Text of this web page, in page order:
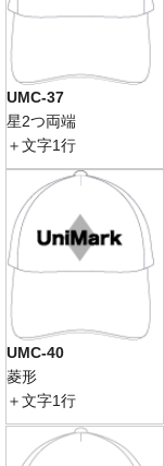
UMC-37
星2つ両端
＋文字1行
UMC-40
菱形
＋文字1行